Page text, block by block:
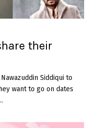
their
Siddiqui to
want to go on dates